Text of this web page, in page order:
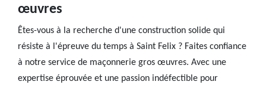
œuvres
Êtes-vous à la recherche d'une construction solide qui
résiste à l'épreuve du temps à Saint Felix ? Faites confiance
à notre service de maçonnerie gros œuvres. Avec une
expertise éprouvée et une passion indéfectible pour